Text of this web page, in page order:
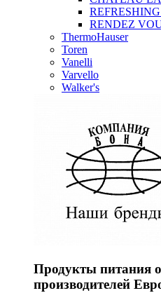
RENDEZ
ThermoHauser
Toren
Vanelli
Varvello
Walker's
Продукты питания
производителей